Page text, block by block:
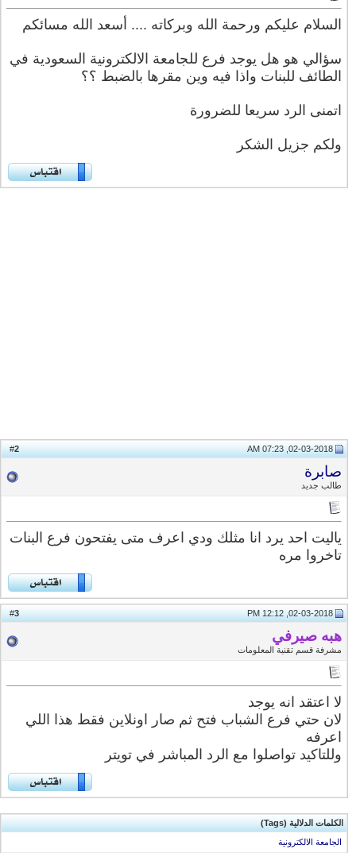
السلام عليكم ورحمة الله وبركاته .... أسعد الله مسائكم
سؤالي هو هل يوجد فرع للجامعة الالكترونية السعودية في
الطائف للبنات واذا فيه وين مقرها بالضبط ؟؟
اتمنى الرد سريعا للضرورة
ولكم جزيل الشكر
02-03-2018, 07:23 AM
صابرة
طالب جديد
ياليت احد يرد انا مثلك ودي اعرف متى يفتحون فرع البنات
تاخروا مره
02-03-2018, 12:12 PM
هبه صيرفي
مشرفة قسم تقنية المعلومات
لا اعتقد انه يوجد
لان حتي فرع الشباب فتح ثم صار اونلاين فقط هذا اللي
اعرفه
وللتاكيد تواصلوا مع الرد المباشر في تويتر
الكلمات الدلالية (Tags)
الجامعة الالكترونية